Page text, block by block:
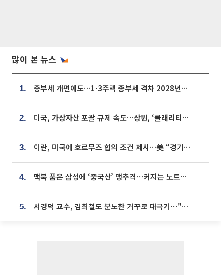
많이 본 뉴스
1. 종부세 개편에도…1·3주택 종부세 격차 2028년부터 확대
2. 미국, 가상자산 포괄 규제 속도…상원, ‘클래리티법’ 9월 절차투표 추진
3. 이란, 미국에 호르무즈 합의 조건 제시…美 “경기 아직 안 끝나” [종합]
4. 맥북 품은 삼성에 ‘중국산’ 맹추격⋯커지는 노트북 OLED 시장
5. 서경덕 교수, 김희철도 분노한 거꾸로 태극기⋯"엉터리는 아냐, 아쉬울 뿐"